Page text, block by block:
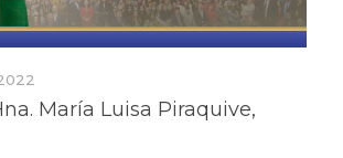
María Luisa Piraquive,